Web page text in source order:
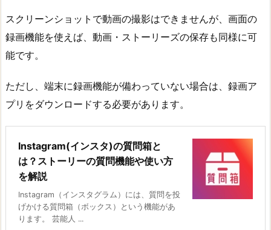
スクリーンショットで動画の撮影はできませんが、画面の
録画機能を使えば、動画・ストーリーズの保存も同様に可
能です。
ただし、端末に録画機能が備わっていない場合は、録画ア
プリをダウンロードする必要があります。
Instagram(インスタ)の質問箱と
は？ストーリーの質問機能や使い方
を解説
Instagram（インスタグラム）には、質問を投
げかける質問箱（ボックス）という機能があ
ります。 芸能人 ...